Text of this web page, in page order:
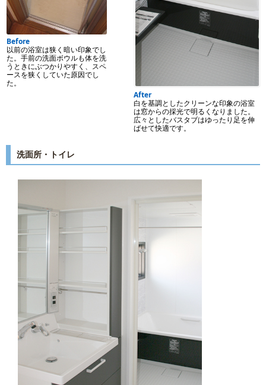
Before
以前の浴室は狭く暗い印象でし
た。手前の洗面ボウルも体を洗
うときにぶつかりやすく、スペ
ースを狭くしていた原因でし
た。
After
白を基調としたクリーンな印象の浴室
は窓からの採光で明るくなりました。
広々としたバスタブはゆったり足を伸
ばせて快適です。
洗面所・トイレ